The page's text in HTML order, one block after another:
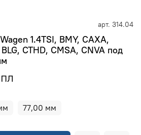
арт. 314.04
1.4TSI, BMY, CAXA,
CTHD, CMSA, CNVA под
77,00 мм